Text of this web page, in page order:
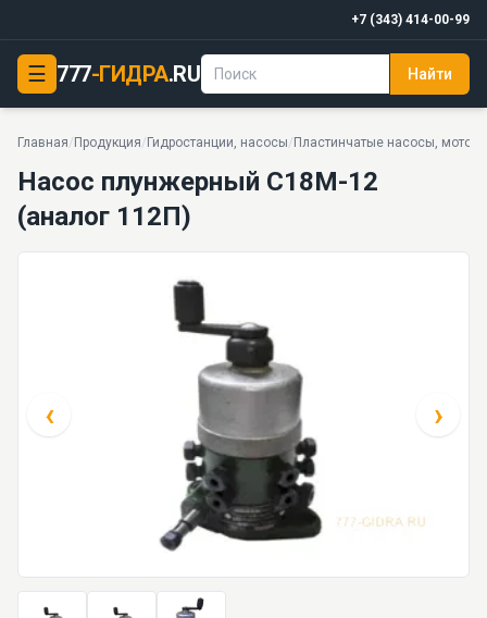
+7 (343) 414-00-99
☰ 777-ГИДРА.RU Найти
Главная/ Продукция/ Гидростанции, насосы/ Пластинчатые насосы, моторы
Насос плунжерный С18М-12 (аналог 112П)
Насос плунжерный С18М-12
(аналог 112П)
‹ ›